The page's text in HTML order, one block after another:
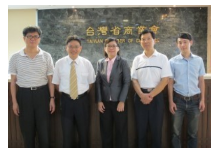
括台灣、大陸、日本、韓國、馬來西亞、印尼、香港等國家或地區
同好及選手參與盛會。8月13日上午8時30分在南郊賓館展開序幕，
並在各界貴賓及世界珠算心算聯合會..